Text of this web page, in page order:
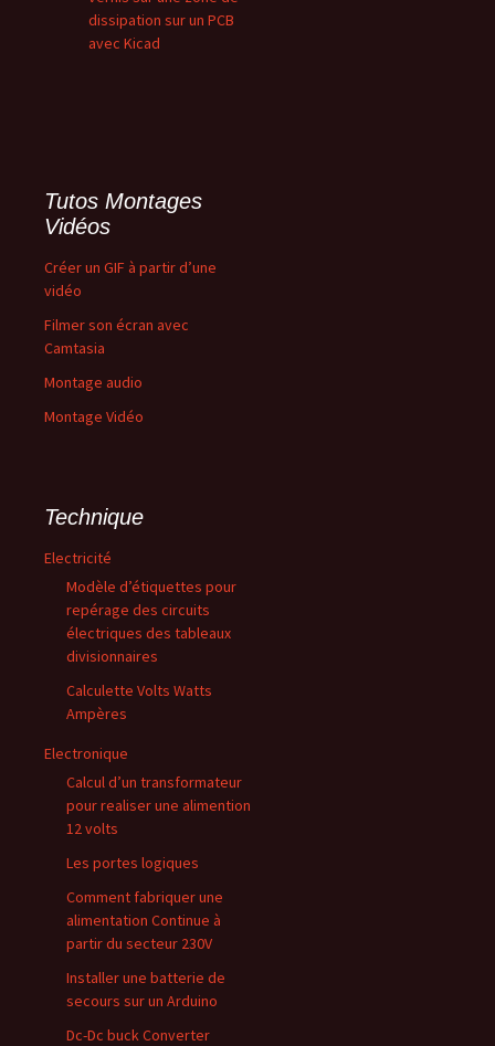
dissipation sur un PCB
avec Kicad
Tutos Montages
Vidéos
Créer un GIF à partir d’une
vidéo
Filmer son écran avec
Camtasia
Montage audio
Montage Vidéo
Technique
Electricité
Modèle d’étiquettes pour
repérage des circuits
électriques des tableaux
divisionnaires
Calculette Volts Watts
Ampères
Electronique
Calcul d’un transformateur
pour realiser une alimention
12 volts
Les portes logiques
Comment fabriquer une
alimentation Continue à
partir du secteur 230V
Installer une batterie de
secours sur un Arduino
Dc-Dc buck Converter